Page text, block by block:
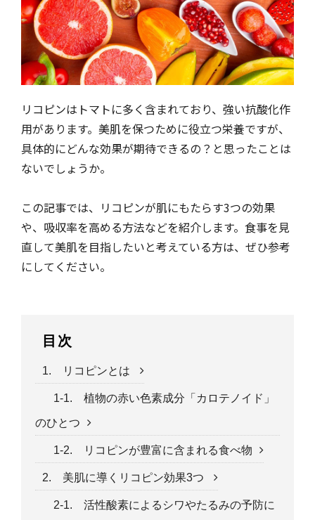
リコピンはトマトに多く含まれており、強い抗酸化作
用があります。美肌を保つために役立つ栄養ですが、
具体的にどんな効果が期待できるの？と思ったことは
ないでしょうか。
この記事では、リコピンが肌にもたらす3つの効果
や、吸収率を高める方法などを紹介します。食事を見
直して美肌を目指したいと考えている方は、ぜひ参考
にしてください。
目次
1. リコピンとは
1-1. 植物の赤い色素成分「カロテノイド」
のひとつ
1-2. リコピンが豊富に含まれる食べ物
2. 美肌に導くリコピン効果3つ
2-1. 活性酸素によるシワやたるみの予防に